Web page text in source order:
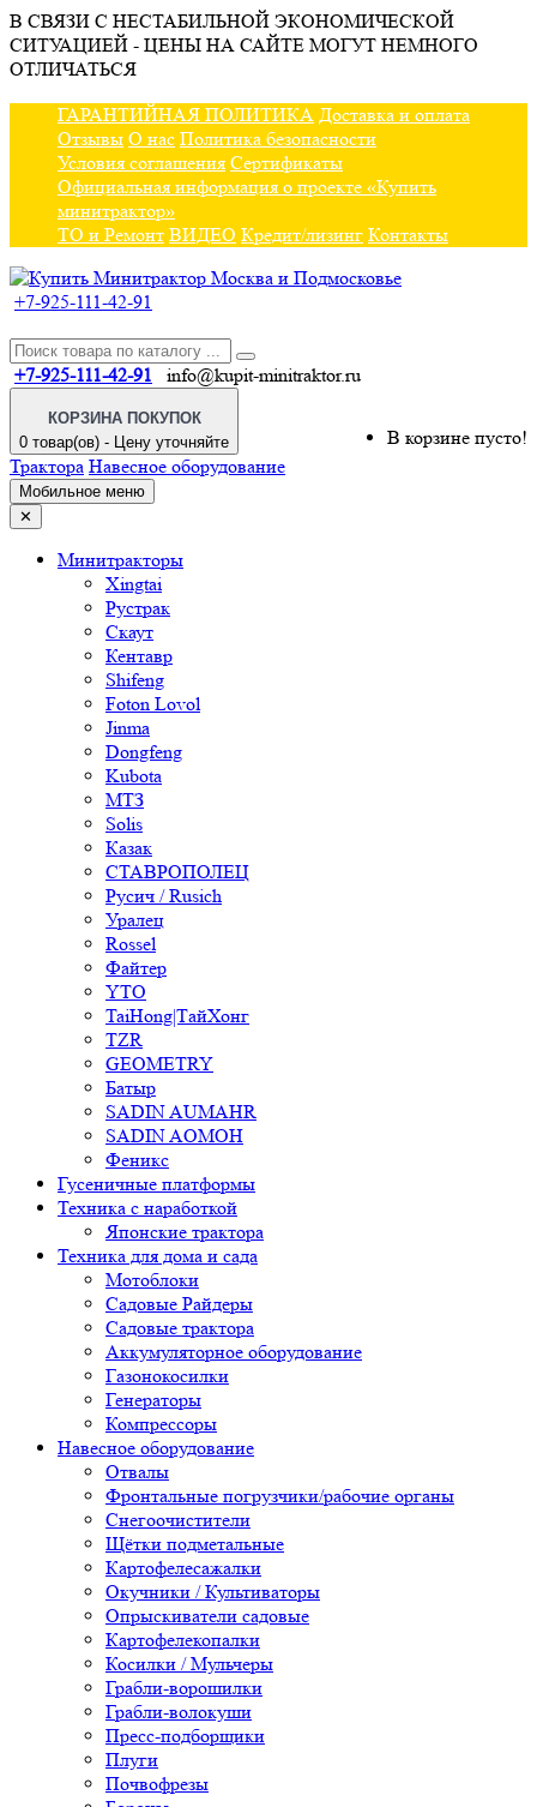
В СВЯЗИ С НЕСТАБИЛЬНОЙ ЭКОНОМИЧЕСКОЙ
СИТУАЦИЕЙ - ЦЕНЫ НА САЙТЕ МОГУТ НЕМНОГО
ОТЛИЧАТЬСЯ
ГАРАНТИЙНАЯ ПОЛИТИКА Доставка и оплата
Отзывы О нас Политика безопасности
Условия соглашения Сертификаты
Официальная информация о проекте «Купить
минитрактор»
ТО и Ремонт ВИДЕО Кредит/лизинг Контакты
+7-925-111-42-91
+7-925-111-42-91 info@kupit-minitraktor.ru
КОРЗИНА ПОКУПОК
0 товар(ов) - Цену уточняйте
В корзине пусто!
Трактора Навесное оборудование
Мобильное меню
✕
Минитракторы
Xingtai
Рустрак
Скаут
Кентавр
Shifeng
Foton Lovol
Jinma
Dongfeng
Kubota
МТЗ
Solis
Казак
СТАВРОПОЛЕЦ
Русич / Rusich
Уралец
Rossel
Файтер
YTO
TaiHong|ТайХонг
TZR
GEOMETRY
Батыр
SADIN AUMAHR
SADIN AOMOH
Феникс
Гусеничные платформы
Техника с наработкой
Японские трактора
Техника для дома и сада
Мотоблоки
Садовые Райдеры
Садовые трактора
Аккумуляторное оборудование
Газонокосилки
Генераторы
Компрессоры
Навесное оборудование
Отвалы
Фронтальные погрузчики/рабочие органы
Снегоочистители
Щётки подметальные
Картофелесажалки
Окучники / Культиваторы
Опрыскиватели садовые
Картофелекопалки
Косилки / Мульчеры
Грабли-ворошилки
Грабли-волокуши
Пресс-подборщики
Плуги
Почвофрезы